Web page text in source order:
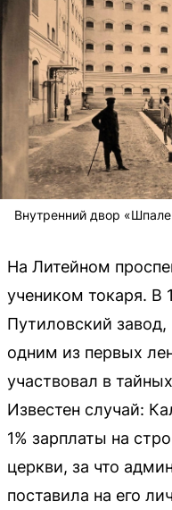
Внутренний двор
На Литейном
учеником токаря. В
Путиловский
одним из первых
участвовал в
Известен случай:
1% зарплаты на
церкви, за что
поставила на его